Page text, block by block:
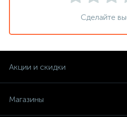
Сделайте
Акции и скидки
Магазины